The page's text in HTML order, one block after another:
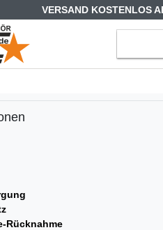
VERSAND KOSTENLOS
Rücknahme